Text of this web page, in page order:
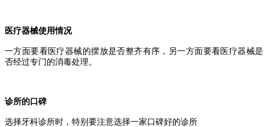
医疗器械使用情况
一方面要看医疗器械的摆放是否整齐有序，另一方面要看医疗器械是
否经过专门的消毒处理。
诊所的口碑
选择牙科诊所时，特别要注意选择一家口碑好的诊所